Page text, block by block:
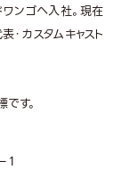
ンゴへ入社。現在
・カスタムキャスト
す。